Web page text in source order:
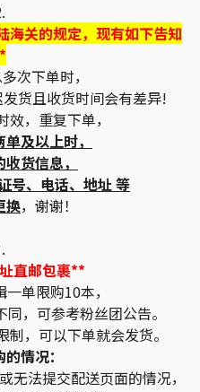
关的规定，现有如下告知
次下单时，
货且收货时间会有差异!
，重复下单，
及以上时，
货信息，
号、电话、地址 等
换，谢谢！
直邮包裹**
单限购10本，
，可参考粉丝团公告。
，可以下单就会发货。
情况：
无法提交配送页面的情况，